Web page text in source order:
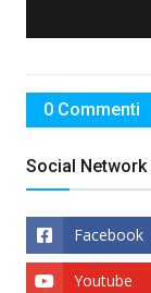
0 Commenti
Social
Facebook
Youtube